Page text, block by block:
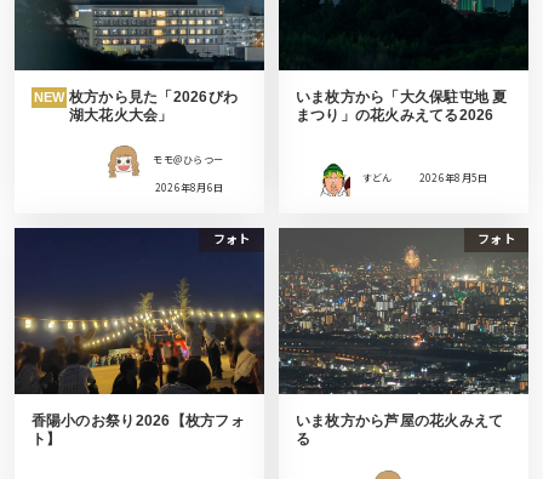
NEW 枚方から見た「2026びわ
湖大花火大会」
モモ＠ひらつー
2026年8月6日
いま枚方から「大久保駐屯地 夏
まつり」の花火みえてる2026
すどん 2026年8月5日
フォト
香陽小のお祭り2026【枚方フォ
ト】
フォト
いま枚方から芦屋の花火みえて
る